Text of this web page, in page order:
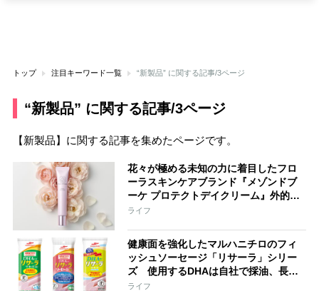
トップ 注目キーワード一覧 “新製品” に関する記事/3ページ
“新製品” に関する記事/3ページ
【新製品】に関する記事を集めたページです。
花々が極める未知の力に着目したフロ
ーラスキンケアブランド『メゾンドブ
ーケ プロテクトデイクリーム』外的刺
激から肌を守りながら、保湿成分を角
ライフ
健康面を強化したマルハニチロのフィ
ッシュソーセージ「リサーラ」シリー
ズ 使用するDHAは自社で採油、長年
培った精製・脱色・脱臭技術で安定し
ライフ